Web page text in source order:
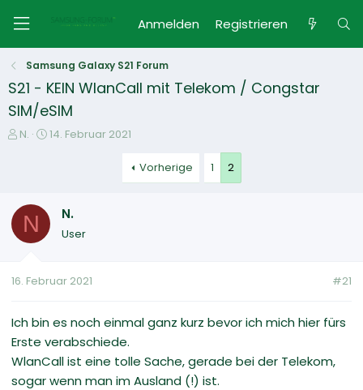
Anmelden Registrieren
Samsung Galaxy S21 Forum
S21 - KEIN WlanCall mit Telekom / Congstar
SIM/eSIM
E
e
N.
E
l
l
m
14. Februar 2021
Vorherige 1 2
N N.
User
16. Februar 2021 #21
Ich bin es noch einmal ganz kurz bevor ich mich hier fürs
Erste verabschiede.
WlanCall ist eine tolle Sache, gerade bei der Telekom,
sogar wenn man im Ausland (!) ist.